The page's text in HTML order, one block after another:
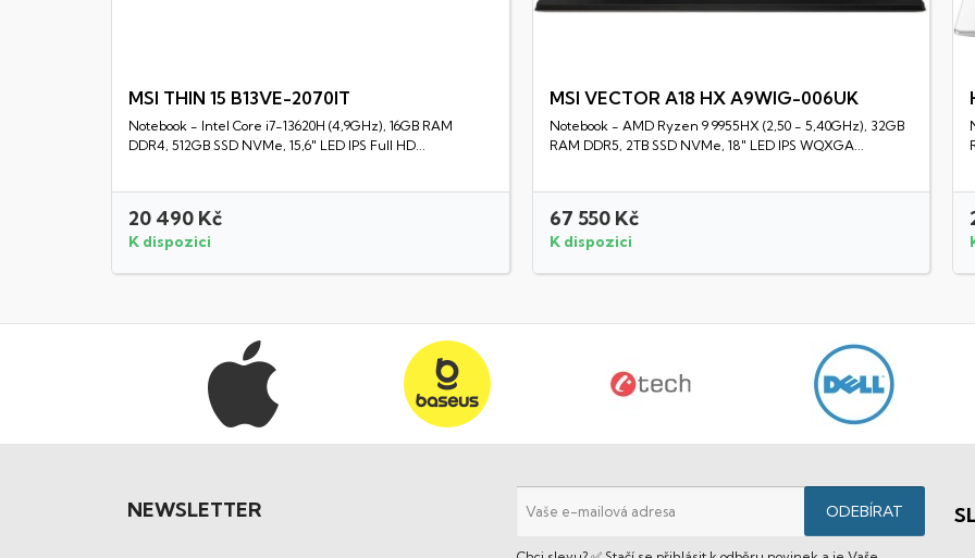
Rychlý náhled
MSI THIN 15 B13VE-2070IT
Notebook - Intel Core i7-13620H (4,9GHz), 16GB RAM
DDR4, 512GB SSD NVMe, 15,6" LED IPS Full HD...
20 490 Kč
K dispozici
Rychlý náhled
MSI VECTOR A18 HX A9WIG-006UK
Notebook - AMD Ryzen 9 9955HX (2,50 - 5,40GHz), 32GB
RAM DDR5, 2TB SSD NVMe, 18" LED IPS WQXGA...
67 550 Kč
K dispozici
NEWSLETTER